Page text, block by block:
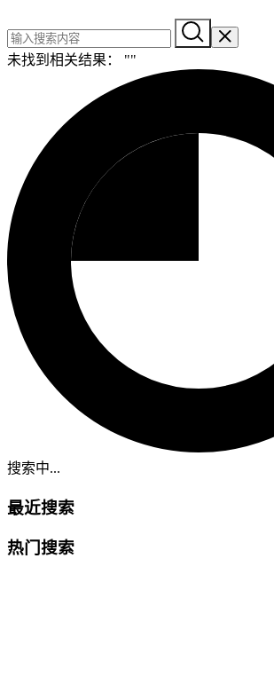
未找到相关结果： ""
搜索中...
最近搜索
热门搜索